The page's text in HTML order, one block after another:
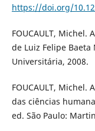
https://doi.org/
FOUCAULT, Michel.
de Luiz Felipe Baeta
Universitária, 2008.
FOUCAULT, Michel.
das ciências
ed. São Paulo: